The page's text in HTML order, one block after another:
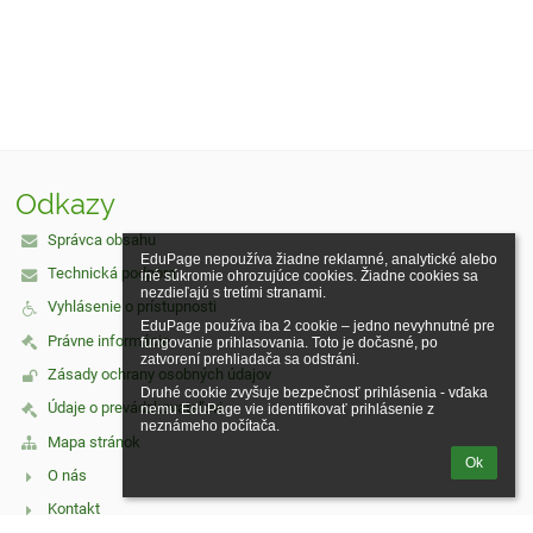
EduPage nepoužíva žiadne reklamné, analytické alebo
iné súkromie ohrozujúce cookies. Žiadne cookies sa
nezdieľajú s tretími stranami.
EduPage používa iba 2 cookie – jedno nevyhnutné pre
fungovanie prihlasovania. Toto je dočasné, po
zatvorení prehliadača sa odstráni.
Druhé cookie zvyšuje bezpečnosť prihlásenia - vďaka
nemu EduPage vie identifikovať prihlásenie z
neznámeho počítača.
Ok
Odkazy
Správca obsahu
Technická podpora
Vyhlásenie o prístupnosti
Právne informácie
Zásady ochrany osobných údajov
Údaje o prevádzkovateľovi
Mapa stránok
O nás
Kontakt